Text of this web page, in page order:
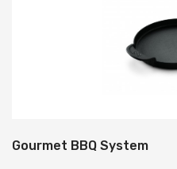
Gourmet BBQ System